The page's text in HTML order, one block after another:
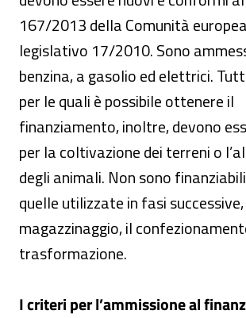
167/2013 della Comunità
legislativo 17/2010. Sono
benzina, a gasolio ed elettrici.
per le quali è possibile ottenere il
finanziamento, inoltre, devono
per la coltivazione dei terreni o
degli animali. Non sono
quelle utilizzate in fasi
magazzinaggio, il
trasformazione.
I criteri per l’ammissione al